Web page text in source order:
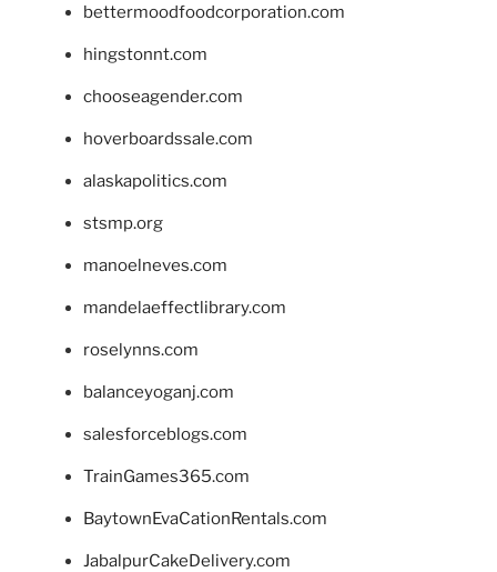
bettermoodfoodcorporation.com
hingstonnt.com
chooseagender.com
hoverboardssale.com
alaskapolitics.com
stsmp.org
manoelneves.com
mandelaeffectlibrary.com
roselynns.com
balanceyoganj.com
salesforceblogs.com
TrainGames365.com
BaytownEvaCationRentals.com
JabalpurCakeDelivery.com